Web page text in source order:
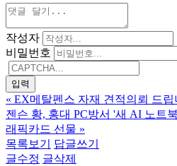
작성자
비밀번호
« EX메탈펜스 자재 견적의뢰 드립
젠슨 황, 홍대 PC방서 '새 AI 노트
래픽카드 선물 »
목록보기
답글쓰기
글수정 글삭제